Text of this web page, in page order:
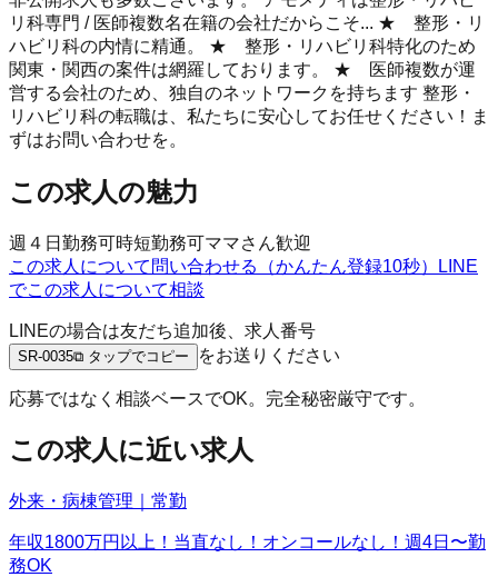
リ科専門 / 医師複数名在籍の会社だからこそ... ★ 整形・リ
ハビリ科の内情に精通。 ★ 整形・リハビリ科特化のため
関東・関西の案件は網羅しております。 ★ 医師複数が運
営する会社のため、独自のネットワークを持ちます 整形・
リハビリ科の転職は、私たちに安心してお任せください！ま
ずはお問い合わせを。
この求人の魅力
週４日勤務可時短勤務可ママさん歓迎
この求人について問い合わせる（かんたん登録10秒）
LINE
でこの求人について相談
LINEの場合は友だち追加後、求人番号
SR-0035⧉ タップでコピー をお送りください
応募ではなく相談ベースでOK。完全秘密厳守です。
この求人に近い求人
外来・病棟管理｜常勤
年収1800万円以上！当直なし！オンコールなし！週4日〜勤
務OK